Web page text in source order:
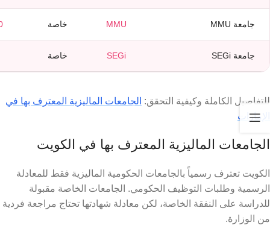
جامعة MMU MMU خاصة
جامعة SEGi SEGi خاصة
للتفاصيل الكاملة وكيفية التحقق: الجامعات الماليزية المعترف بها في
الإمارات
الجامعات الماليزية المعترف بها في الكويت
الكويت تعترف رسمياً بالجامعات الحكومية الماليزية فقط للمعادلة
الرسمية وطلبات التوظيف الحكومي. الجامعات الخاصة مقبولة
للدراسة على النفقة الخاصة، لكن معادلة شهادتها تحتاج مراجعة فردية
من الوزارة.